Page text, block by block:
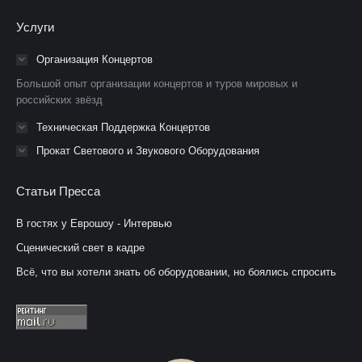
открывается
окне
открывается
в
окне
в
окне
Услуги
Организация Концертов
Большой опыт организации концертов и туров мировых и
российских звёзд
Техническая Поддержка Концертов
Прокат Светового и Звукового Оборудования
Статьи Пресса
В гостях у Еврошоу - Интервью
Сценический свет в кадре
Всё, что вы хотели знать об оборудовании, но боялись спросить